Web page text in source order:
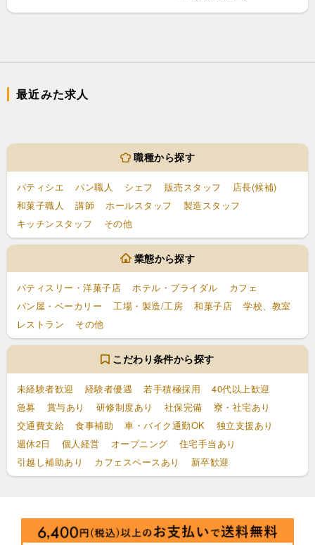
最近みた求人
職種から探す
パティシエ パン職人 シェフ 販売スタッフ
店長(候補)
和菓子職人
講師 ホールスタッフ
製造スタッフ
キッチンスタッフ
その他
業態から探す
パティスリー・洋菓子店 ホテル・ブライダル
カフェ
パン屋・ベーカリー
工場・製造/工房 和菓子店
学校、教室
レストラン
その他
こだわり条件から探す
未経験者歓迎 経験者優遇 若手積極採用
40代以上歓迎
急募
賞与あり 研修制度あり 社保完備
寮・社宅あり
交通費支給
食事補助 車・バイク通勤OK
独立支援あり
週休2日
個人経営 オープニング
住宅手当あり
引越し補助あり
カフェスペースあり 新卒歓迎